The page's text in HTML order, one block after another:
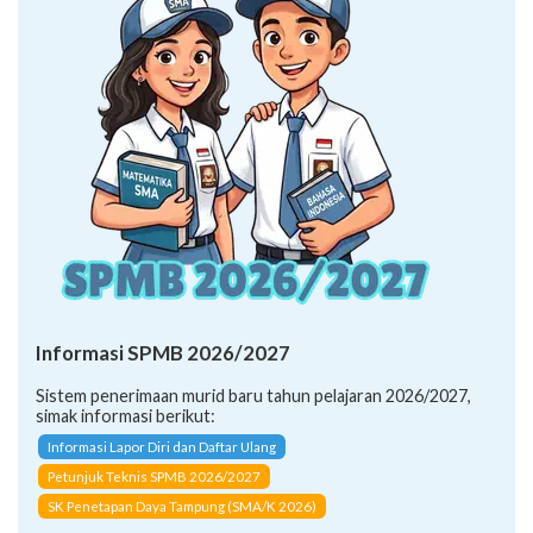
Informasi SPMB 2026/2027
Sistem penerimaan murid baru tahun pelajaran 2026/2027,
simak informasi berikut:
Informasi Lapor Diri dan Daftar Ulang
Petunjuk Teknis SPMB 2026/2027
SK Penetapan Daya Tampung (SMA/K 2026)